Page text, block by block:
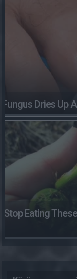
Fungus Dries Up
Stop Eating